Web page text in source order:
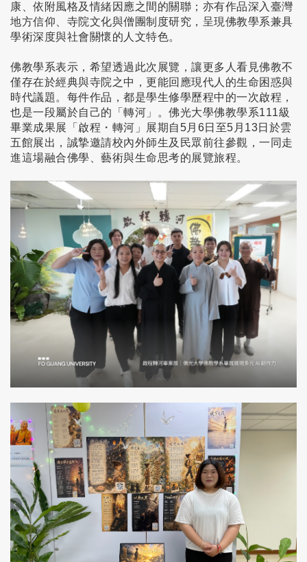
康、依附風格及情緒因應之間的關聯；亦有作品深入臺灣
地方信仰、寺院文化與僧團制度研究，呈現佛教學系兼具
學術深度與社會關懷的人文特色。
佛教學系表示，希望透過此次展覽，讓更多人看見佛教不
僅存在於經典與寺院之中，更能回應現代人的生命困惑與
時代議題。每件作品，都是學生修學歷程中的一次啟程，
也是一段屬於自己的「轉河」。佛光大學佛教學系111級
畢業成果展「啟程・轉河」展期自5月6日至5月13日於雲
五館展出，誠摯邀請校內外師生及民眾前往參觀，一同走
進這場融合佛學、藝術與生命思考的展覽旅程。